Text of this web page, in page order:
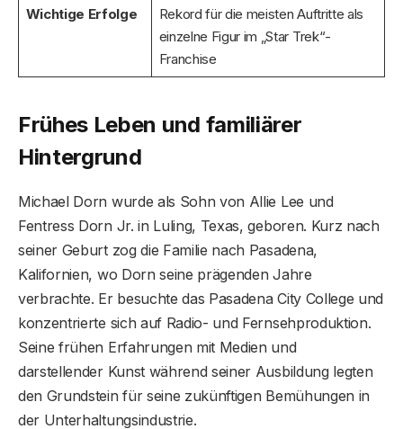
Wichtige Erfolge
Rekord für die meisten Auftritte als
einzelne Figur im „Star Trek“-
Franchise
Frühes Leben und familiärer
Hintergrund
Michael Dorn wurde als Sohn von Allie Lee und
Fentress Dorn Jr. in Luling, Texas, geboren. Kurz nach
seiner Geburt zog die Familie nach Pasadena,
Kalifornien, wo Dorn seine prägenden Jahre
verbrachte. Er besuchte das Pasadena City College und
konzentrierte sich auf Radio- und Fernsehproduktion.
Seine frühen Erfahrungen mit Medien und
darstellender Kunst während seiner Ausbildung legten
den Grundstein für seine zukünftigen Bemühungen in
der Unterhaltungsindustrie.